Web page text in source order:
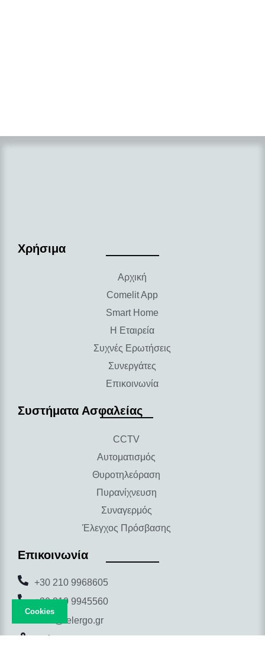
Χρήσιμα
Αρχική
Comelit App
Smart Home
Η Εταιρεία
Συχνές Ερωτήσεις
Συνεργάτες
Επικοινωνία
Συστήματα Ασφαλείας
CCTV
Αυτοματισμός
Θυροτηλεόραση
Πυρανίχνευση
Συναγερμός
Έλεγχος Πρόσβασης
Επικοινωνία
+30 210 9968605
+30 210 9945560
info@telergo.gr
Cookies